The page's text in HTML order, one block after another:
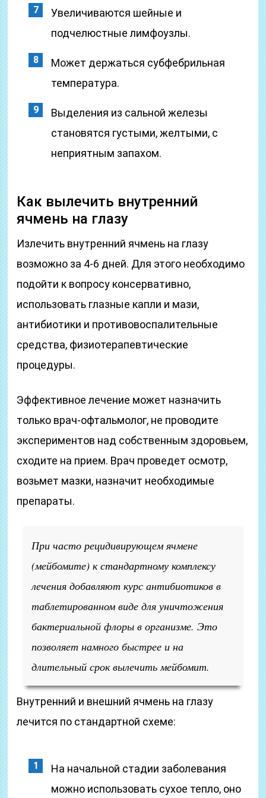
Увеличиваются шейные и
подчелюстные лимфоузлы.
Может держаться субфебрильная
температура.
Выделения из сальной железы
становятся густыми, желтыми, с
неприятным запахом.
Как вылечить внутренний
ячмень на глазу
Излечить внутренний ячмень на глазу
возможно за 4-6 дней. Для этого необходимо
подойти к вопросу консервативно,
использовать глазные капли и мази,
антибиотики и противовоспалительные
средства, физиотерапевтические
процедуры.
Эффективное лечение может назначить
только врач-офтальмолог, не проводите
экспериментов над собственным здоровьем,
сходите на прием. Врач проведет осмотр,
возьмет мазки, назначит необходимые
препараты.
При часто рецидивирующем ячмене
(мейбомите) к стандартному комплексу
лечения добавляют курс антибиотиков в
таблетированном виде для уничтожения
бактериальной флоры в организме. Это
позволяет намного быстрее и на
длительный срок вылечить мейбомит.
Внутренний и внешний ячмень на глазу
лечится по стандартной схеме:
На начальной стадии заболевания
можно использовать сухое тепло, оно